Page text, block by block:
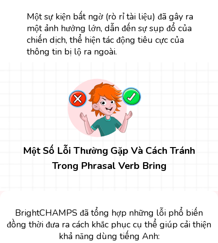
Một sự kiện bất ngờ (rò rỉ tài liệu) đã gây ra
một ảnh hưởng lớn, dẫn đến sự sụp đổ của
chiến dịch, thể hiện tác động tiêu cực của
thông tin bị lộ ra ngoài.
Một Số Lỗi Thường Gặp Và Cách Tránh
Trong Phrasal Verb Bring
BrightCHAMPS đã tổng hợp những lỗi phổ biến
đồng thời đưa ra cách khắc phục cụ thể giúp cải thiện
khả năng dùng tiếng Anh: